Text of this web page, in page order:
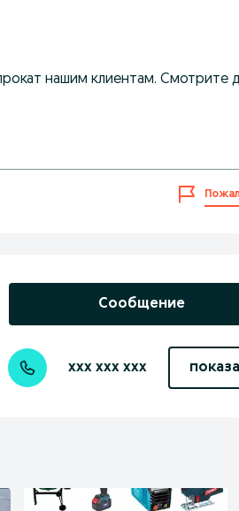
нашим клиентам. Смотрите
Сообщение
xxx xxx xxx